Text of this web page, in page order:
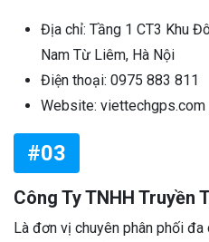
Địa chỉ: Tầng 1 CT3 Khu
Nam Từ Liêm, Hà Nội
Điện thoại: 0975 883 811
Website: viettechgps.com
#03
Công Ty TNHH Truyền
Là đơn vị chuyên phân phối